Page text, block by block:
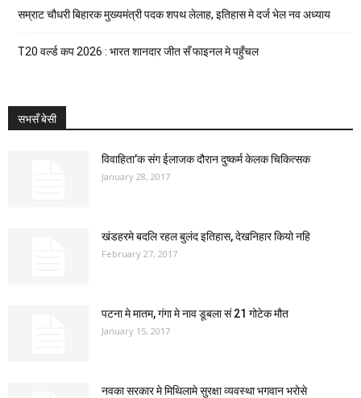
सम्राट चौधरी बिहारक मुख्यमंत्री पदक शपथ लेलाह, इतिहास मे दर्ज भेल नव अध्याय
T20 वर्ल्ड कप 2026 : भारत शानदार जीत सँ फाइनल मे पहुँचल
सभसँ बेसी
विवाहिता’क संग ईलाजक दौरान दुष्कर्म केलक चिकित्सक
January 28, 2017
खंडहरमे बदलि रहल बुलंद इतिहास, देखनिहार कियो नहि
February 27, 2017
पटना मे मातम, गंगा मे नाव डूबला सं 21 गोटेक मौत
January 15, 2017
नवका सरकार मे मिथिलामे सुरक्षा व्यवस्था भगवान भरोसे